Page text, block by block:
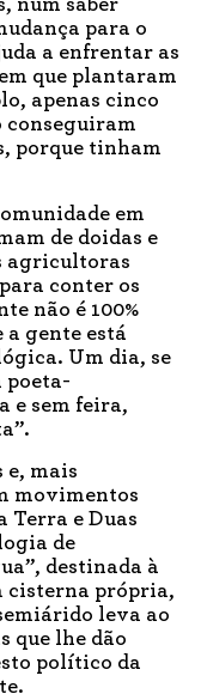
num saber
para o
a enfrentar as
que plantaram
apenas cinco
conseguiram
porque tinham
em
de doidas e
agricultoras
conter os
não é 100%
gente está
Um dia, se
poeta-
e sem feira,
e, mais
movimentos
Terra e Duas
de
destinada à
cisterna própria,
leva ao
que lhe dão
político da